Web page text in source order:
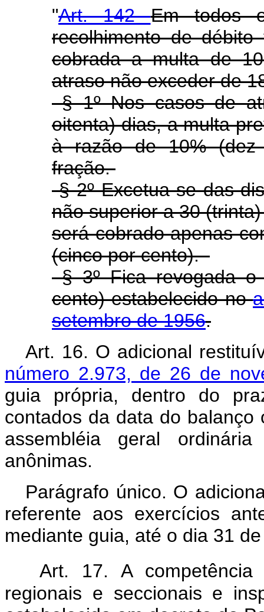
"Art. 142Em todos
recolhimento de
cobrada a multa de
atraso não exceder de
§ 1º Nos casos de
oitenta) dias, a multa
à razão de 10% (dez
fração.
§ 2º Excetua-se das
não superior a 30
será cobrado apenas
(cinco por cento).
§ 3º Fica revogada o
cento) estabelecido no
setembro de 1956.
Art. 16. O adicional
número 2.973, de 26 de
guia própria, dentro do
contados da data do
assembléia geral
anônimas.
Parágrafo único. O
referente aos exercícios
mediante guia, até o dia 31
Art. 17. A
regionais e seccionais e